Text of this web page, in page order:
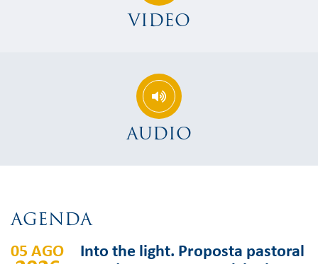
VIDEO
AUDIO
AGENDA
05 AGO
Into the light. Proposta pastoral